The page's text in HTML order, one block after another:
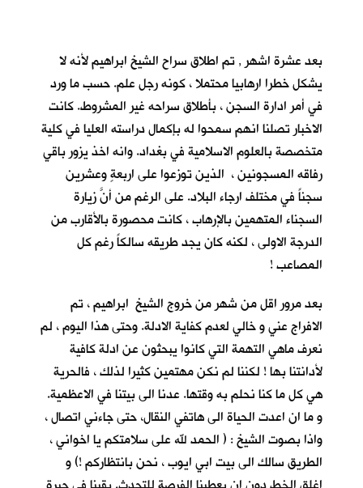
بعد عشرة اشهر , تم اطلاق سراح الشيخ ابراهيم لأنه لا
يشكل خطرا ارهابيا محتملا ، كونه رجل علم. حسب ما ورد
في أمر ادارة السجن ، بأطلاق سراحه غير المشروط. كانت
الاخبار تصلنا انهم سمحوا له بإكمال دراسته العليا في كلية
متخصصة بالعلوم الاسلامية في بغداد. وانه اخذ يزور باقي
رفاقه المسجونين ، الذين توزعوا على اربعةٍ وعشرين
سجناً في مختلف ارجاء البلاد. على الرغم من أنَّ زيارة
السجناء المتهمين بالإرهاب ، كانت محصورة بالأقارب من
الدرجة الاولى ، لكنه كان يجد طريقه سالكاً رغم كل
المصاعب !
بعد مرور اقل من شهر من خروج الشيخ ابراهيم ، تم
الافراج عني و خالي لعدم كفاية الادلة. وحتى هذا اليوم ، لم
نعرف ماهي التهمة التي كانوا يبحثون عن ادلة كافية
لأدانتنا بها ! لكننا لم نكن مهتمين كثيرا لذلك ، فالحرية
هي كل ما كنا نحلم به وقتها. عدنا الى بيتنا في الاعظمية.
و ما ان اعدت الحياة الى هاتفي النقال، حتى جاءني اتصال ،
واذا بصوت الشيخ : ( الحمد لله على سلامتكم يا اخواني ،
الطريق سالك الى بيت ابي ايوب ، نحن بانتظاركم !) و